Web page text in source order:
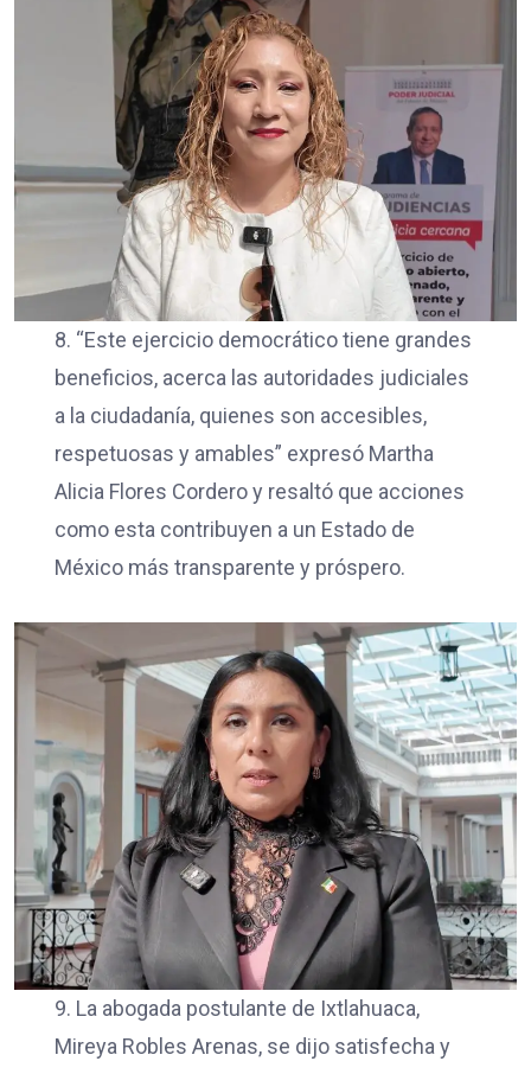
8. “Este ejercicio democrático tiene grandes
beneficios, acerca las autoridades judiciales
a la ciudadanía, quienes son accesibles,
respetuosas y amables” expresó Martha
Alicia Flores Cordero y resaltó que acciones
como esta contribuyen a un Estado de
México más transparente y próspero.
9. La abogada postulante de Ixtlahuaca,
Mireya Robles Arenas, se dijo satisfecha y